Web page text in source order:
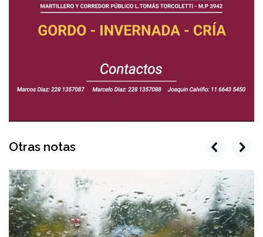
Otras notas prev next